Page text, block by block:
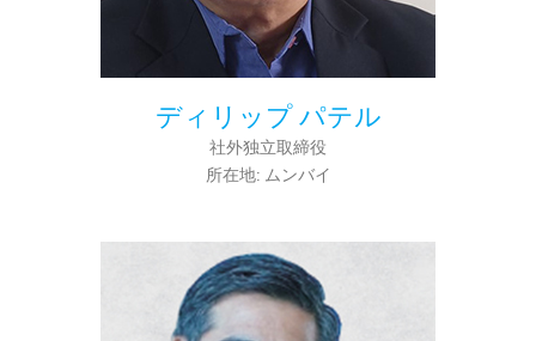
ディリップ パテル
社外独立取締役
所在地: ムンバイ